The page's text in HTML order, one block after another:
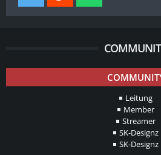
Leitung
Member
Streamer
SK-Designz
SK-Designz